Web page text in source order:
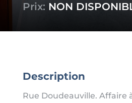
Prix: NON
Description
Rue Doudeauville. Affaire